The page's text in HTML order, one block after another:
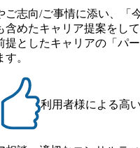
スユニット 公共シス
部 公共ソリューショ
二本部 公共ソリュー
進第五部 配属組織について
は、社会課題解決に向
度改革とDX化を推進
活用の社会実装などに
ご志向/ご事情に添い、「
含めたキャリア提案をし
提としたキャリアの「パ
。
利用者様による高